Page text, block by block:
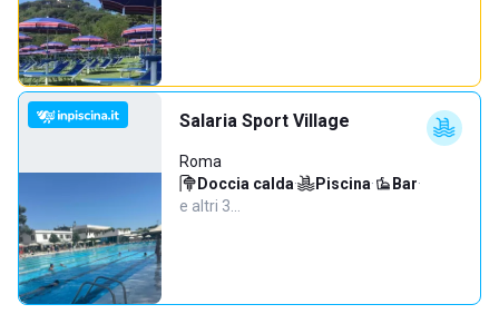
Salaria Sport Village
Roma
Doccia calda· Piscina· Bar·
e altri 3…